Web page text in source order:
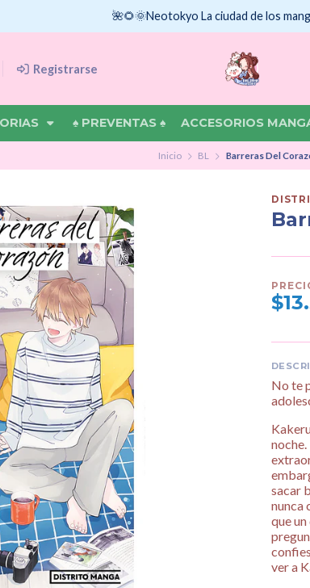
Registrarse
♠ PREVENTAS ♠ ACCESORIOS
🌺🌻🌞Neotokyo La ciudad de los
Inicio BL Barreras Del
No te
sacar
nunca
que
ver a